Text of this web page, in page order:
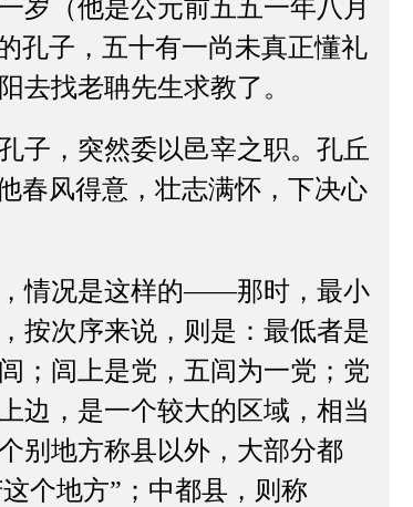
岁（他是公元前五五一年八月
孔子，五十有一尚未真正懂礼
去找老聃先生求教了。
，突然委以邑宰之职。孔丘
春风得意，壮志满怀，下决心
情况是这样的——那时，最小
按次序来说，则是：最低者是
；闾上是党，五闾为一党；党
边，是一个较大的区域，相当
别地方称县以外，大部分都
个地方”；中都县，则称